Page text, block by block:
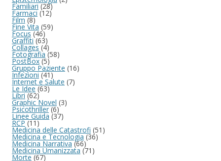
Familiari(28)
Farmaci(12)
Film(8)
Fine Vita (59)
Focus(46)
Graffiti(63)
Collages (4)
Fotografia (58)
PostBox(5)
Gruppo Paziente (16)
Infezioni(41)
Internet e Salute (7)
Le Idee(63)
Libri(62)
Graphic Novel (3)
Psicothriller(6)
Linee Guida (37)
RCP(11)
Medicina delle Catastrofi (51)
Medicina e Tecnologia(36)
Medicina Narrativa(66)
Medicina Umanizzata (71)
Morte(67)